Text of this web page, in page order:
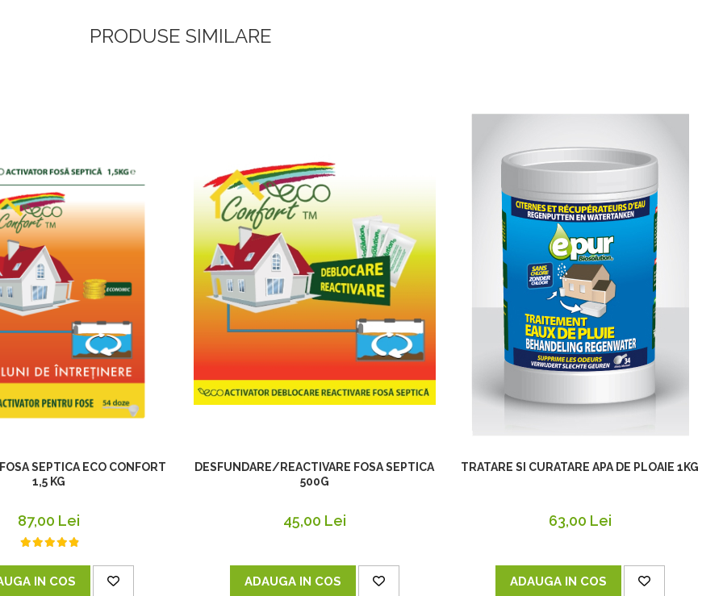
PRODUSE SIMILARE
SEPTICA ECO CONFORT
1,5 KG
87,00 Lei
IN COS
DESFUNDARE/REACTIVARE FOSA SEPTICA
500G
45,00 Lei
ADAUGA IN COS
TRATARE SI CURATARE APA DE PLOAIE 1KG
63,00 Lei
ADAUGA IN COS